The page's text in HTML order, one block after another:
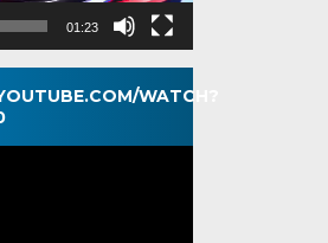
01:23
WATCH?